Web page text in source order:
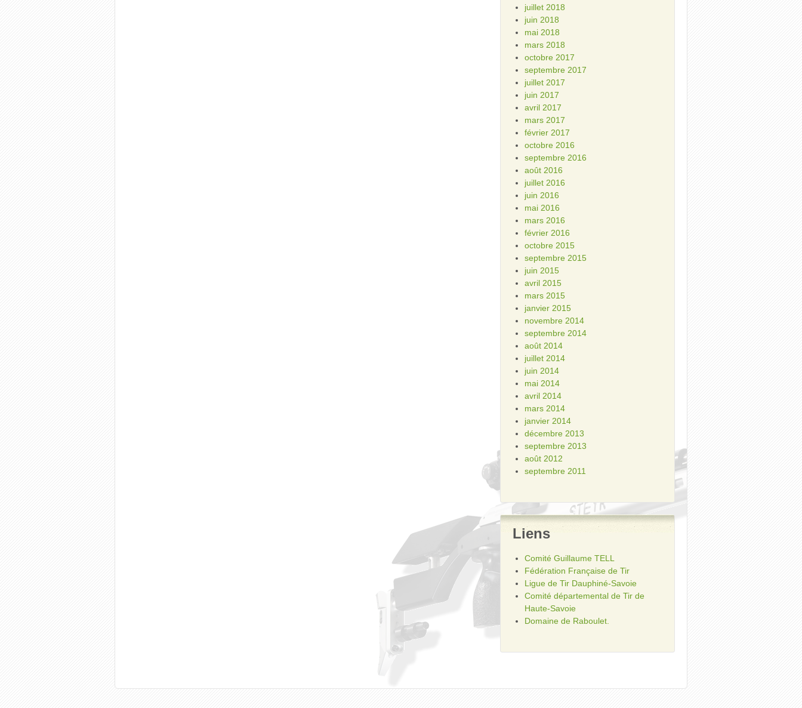
juillet 2018
juin 2018
mai 2018
mars 2018
octobre 2017
septembre 2017
juillet 2017
juin 2017
avril 2017
mars 2017
février 2017
octobre 2016
septembre 2016
août 2016
juillet 2016
juin 2016
mai 2016
mars 2016
février 2016
octobre 2015
septembre 2015
juin 2015
avril 2015
mars 2015
janvier 2015
novembre 2014
septembre 2014
août 2014
juillet 2014
juin 2014
mai 2014
avril 2014
mars 2014
janvier 2014
décembre 2013
septembre 2013
août 2012
septembre 2011
Liens
Comité Guillaume TELL
Fédération Française de Tir
Ligue de Tir Dauphiné-Savoie
Comité départemental de Tir de
Haute-Savoie
Domaine de Raboulet.